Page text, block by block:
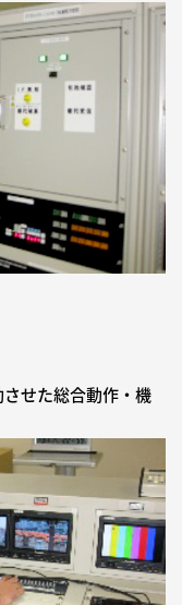
せた総合動作・機